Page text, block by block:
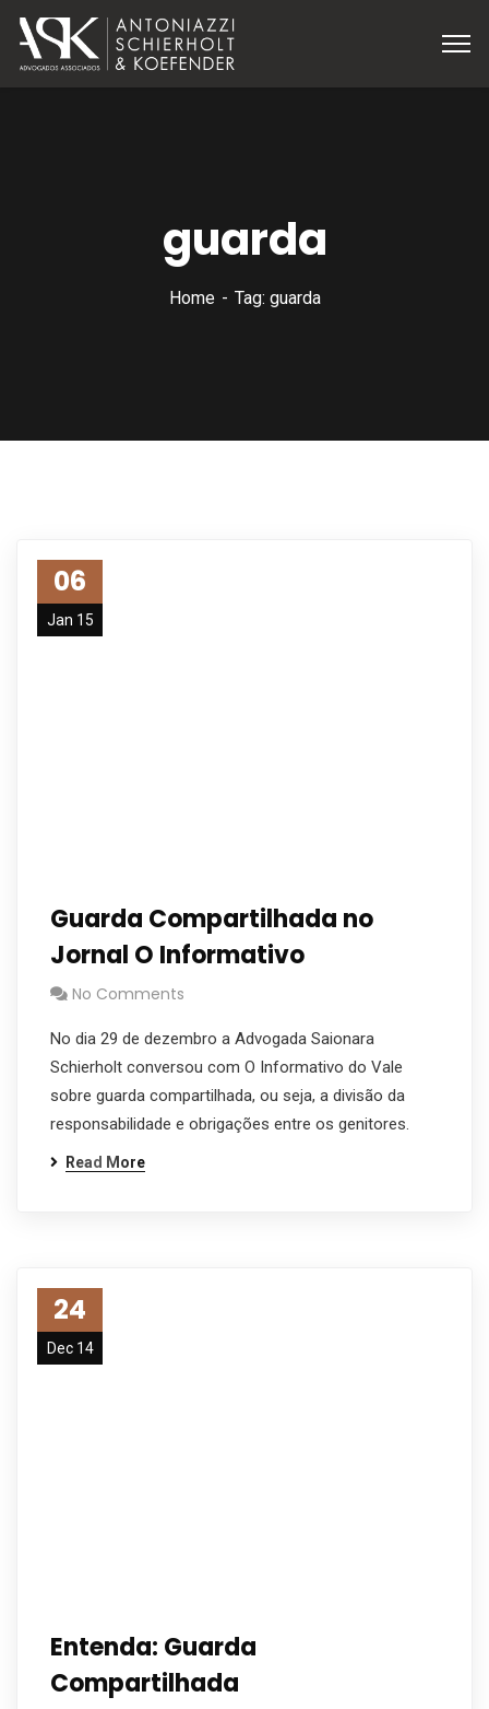
guarda
Home Tag: guarda
06
Jan 15
Guarda Compartilhada no
Jornal O Informativo
No Comments
No dia 29 de dezembro a Advogada Saionara
Schierholt conversou com O Informativo do Vale
sobre guarda compartilhada, ou seja, a divisão da
responsabilidade e obrigações entre os genitores.
Read More
24
Dec 14
Entenda: Guarda
Compartilhada